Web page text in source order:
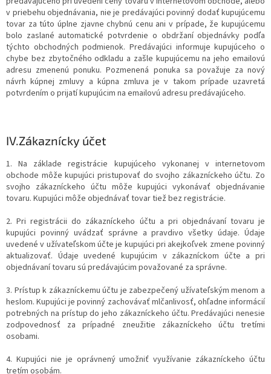
v priebehu objednávania, nie je predávajúci povinný dodať kupujúcemu
tovar za túto úplne zjavne chybnú cenu ani v prípade, že kupujúcemu
bolo zaslané automatické potvrdenie o obdržaní objednávky podľa
týchto obchodných podmienok. Predávajúci informuje kupujúceho o
chybe bez zbytočného odkladu a zašle kupujúcemu na jeho emailovú
adresu zmenenú ponuku. Pozmenená ponuka sa považuje za nový
návrh kúpnej zmluvy a kúpna zmluva je v takom prípade uzavretá
potvrdením o prijatí kupujúcim na emailovú adresu predávajúceho.
IV.Zákaznícky účet
1. Na základe registrácie kupujúceho vykonanej v internetovom
obchode môže kupujúci pristupovať do svojho zákazníckeho účtu. Zo
svojho zákazníckeho účtu môže kupujúci vykonávať objednávanie
tovaru. Kupujúci môže objednávať tovar tiež bez registrácie.
2. Pri registrácii do zákazníckeho účtu a pri objednávaní tovaru je
kupujúci povinný uvádzať správne a pravdivo všetky údaje. Údaje
uvedené v užívateľskom účte je kupujúci pri akejkoľvek zmene povinný
aktualizovať. Údaje uvedené kupujúcim v zákazníckom účte a pri
objednávaní tovaru sú predávajúcim považované za správne.
3. Prístup k zákazníckemu účtu je zabezpečený užívateľským menom a
heslom. Kupujúci je povinný zachovávať mlčanlivosť, ohľadne informácií
potrebných na prístup do jeho zákazníckeho účtu. Predávajúci nenesie
zodpovednosť za prípadné zneužitie zákazníckeho účtu tretími
osobami.
4. Kupujúci nie je oprávnený umožniť využívanie zákazníckeho účtu
tretím osobám.